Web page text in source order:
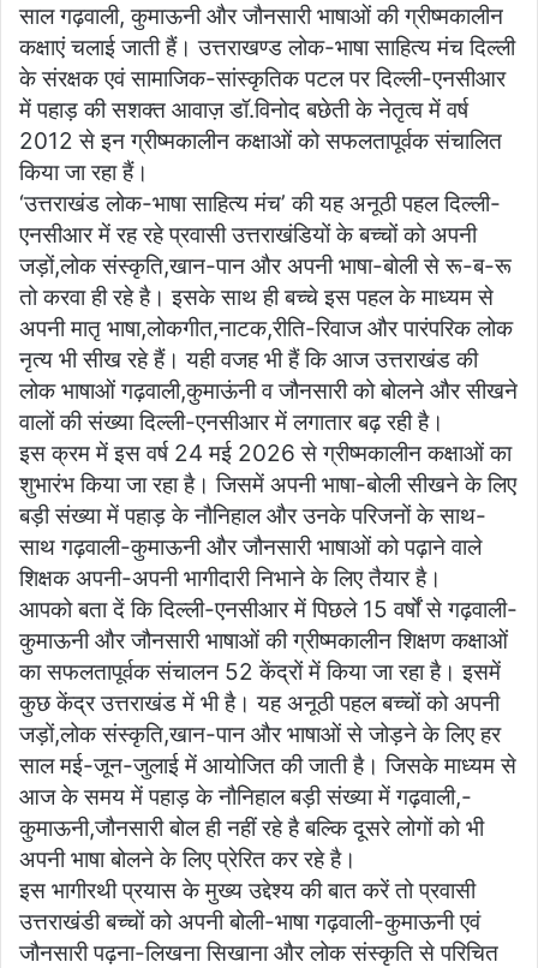
साल गढ़वाली, कुमाऊनी और जौनसारी भाषाओं की ग्रीष्मकालीन
कक्षाएं चलाई जाती हैं। उत्तराखण्ड लोक-भाषा साहित्य मंच दिल्ली
के संरक्षक एवं सामाजिक-सांस्कृतिक पटल पर दिल्ली-एनसीआर
में पहाड़ की सशक्त आवाज़ डॉ.विनोद बछेती के नेतृत्व में वर्ष
2012 से इन ग्रीष्मकालीन कक्षाओं को सफलतापूर्वक संचालित
किया जा रहा हैं।
‘उत्तराखंड लोक-भाषा साहित्य मंच’ की यह अनूठी पहल दिल्ली-
एनसीआर में रह रहे प्रवासी उत्तराखंडियों के बच्चों को अपनी
जड़ों,लोक संस्कृति,खान-पान और अपनी भाषा-बोली से रू-ब-रू
तो करवा ही रहे है। इसके साथ ही बच्चे इस पहल के माध्यम से
अपनी मातृ भाषा,लोकगीत,नाटक,रीति-रिवाज और पारंपरिक लोक
नृत्य भी सीख रहे हैं। यही वजह भी हैं कि आज उत्तराखंड की
लोक भाषाओं गढ़वाली,कुमाऊंनी व जौनसारी को बोलने और सीखने
वालों की संख्या दिल्ली-एनसीआर में लगातार बढ़ रही है।
इस क्रम में इस वर्ष 24 मई 2026 से ग्रीष्मकालीन कक्षाओं का
शुभारंभ किया जा रहा है। जिसमें अपनी भाषा-बोली सीखने के लिए
बड़ी संख्या में पहाड़ के नौनिहाल और उनके परिजनों के साथ-
साथ गढ़वाली-कुमाऊनी और जौनसारी भाषाओं को पढ़ाने वाले
शिक्षक अपनी-अपनी भागीदारी निभाने के लिए तैयार है।
आपको बता दें कि दिल्ली-एनसीआर में पिछले 15 वर्षों से गढ़वाली-
कुमाऊनी और जौनसारी भाषाओं की ग्रीष्मकालीन शिक्षण कक्षाओं
का सफलतापूर्वक संचालन 52 केंद्रों में किया जा रहा है। इसमें
कुछ केंद्र उत्तराखंड में भी है। यह अनूठी पहल बच्चों को अपनी
जड़ों,लोक संस्कृति,खान-पान और भाषाओं से जोड़ने के लिए हर
साल मई-जून-जुलाई में आयोजित की जाती है। जिसके माध्यम से
आज के समय में पहाड़ के नौनिहाल बड़ी संख्या में गढ़वाली,-
कुमाऊनी,जौनसारी बोल ही नहीं रहे है बल्कि दूसरे लोगों को भी
अपनी भाषा बोलने के लिए प्रेरित कर रहे है।
इस भागीरथी प्रयास के मुख्य उद्देश्य की बात करें तो प्रवासी
उत्तराखंडी बच्चों को अपनी बोली-भाषा गढ़वाली-कुमाऊनी एवं
जौनसारी पढ़ना-लिखना सिखाना और लोक संस्कृति से परिचित